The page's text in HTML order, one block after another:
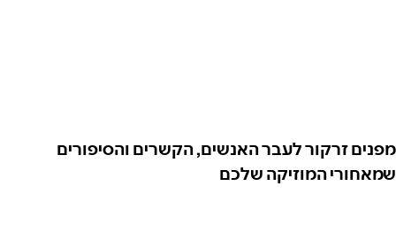
מפנים זרקור לעבר האנשים, הקשרים והסיפורים
שמאחורי המוזיקה שלכם